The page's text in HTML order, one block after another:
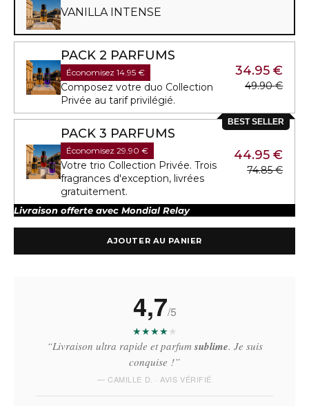
VANILLA INTENSE
PACK 2 PARFUMS
Économisez 14.95 €
Composez votre duo Collection
Privée au tarif privilégié.
34.95 €
49.90 €
BEST SELLER
PACK 3 PARFUMS
Économisez 29.90 €
Votre trio Collection Privée. Trois
fragrances d'exception, livrées
gratuitement.
44.95 €
74.85 €
Livraison offerte avec Mondial Relay
AJOUTER AU PANIER
4,7/5
★★★★★
“Livraison ultra rapide et parfumsublime. Je suis
conquise !”
— CAMILLE D. · AVIS VÉRIFIÉ